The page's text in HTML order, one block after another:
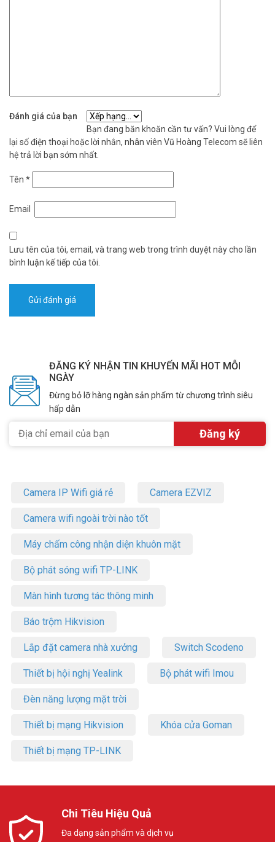
Đánh giá của bạn
Bạn đang băn khoăn cần tư vấn? Vui lòng để
lại số điện thoại hoặc lời nhắn, nhân viên Vũ Hoàng Telecom sẽ liên
hệ trả lời bạn sớm nhất.
Tên *
Email
Lưu tên của tôi, email, và trang web trong trình duyệt này cho lần
bình luận kế tiếp của tôi.
ĐĂNG KÝ NHẬN TIN KHUYẾN MÃI HOT MỖI
NGÀY
Đừng bỏ lỡ hàng ngàn sản phẩm từ chương trình siêu
hấp dẫn
Camera IP Wifi giá rẻ Camera EZVIZ
Camera wifi ngoài trời nào tốt
Máy chấm công nhận diện khuôn mặt
Bộ phát sóng wifi TP-LINK
Màn hình tương tác thông minh
Báo trộm Hikvision
Lắp đặt camera nhà xưởng Switch Scodeno
Thiết bị hội nghị Yealink Bộ phát wifi Imou
Đèn năng lượng mặt trời
Thiết bị mạng Hikvision Khóa cửa Goman
Thiết bị mạng TP-LINK
Chi Tiêu Hiệu Quả
Đa dạng sản phẩm và dịch vụ